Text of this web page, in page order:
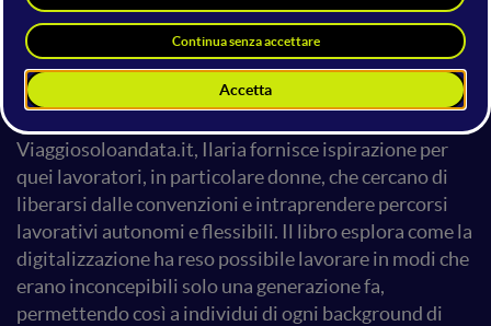
tecnologie digitali per lavorare da remoto, esplorare il
mondo e promuovere una mobilità sostenibile.
Attraverso la sua esperienza personale come nomade
digitale, membro dell'Associazione Italiana Nomadi
Viaggiosoloandata.it, Ilaria fornisce ispirazione per
quei lavoratori, in particolare donne, che cercano di
liberarsi dalle convenzioni e intraprendere percorsi
lavorativi autonomi e flessibili. Il libro esplora come la
digitalizzazione ha reso possibile lavorare in modi che
erano inconcepibili solo una generazione fa,
permettendo così a individui di ogni background di